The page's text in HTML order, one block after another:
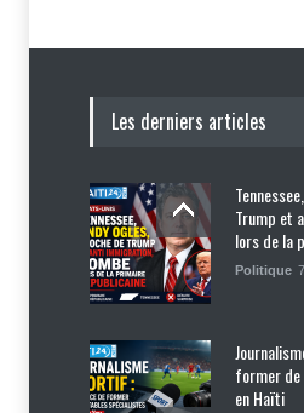
Les derniers articles
Trump et
lors de la
Politique
former
en Haïti